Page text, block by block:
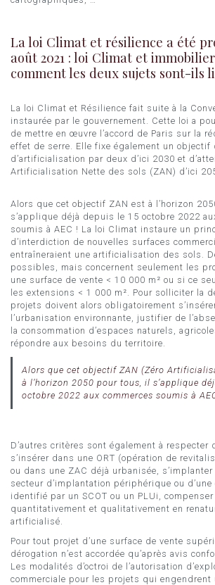
La loi Climat et résilience a été
août 2021 : loi Climat et
comment les deux sujets sont-ils
La loi Climat et Résilience fait suite à la
instaurée par le gouvernement. Cette loi a
de mettre en œuvre l’accord de Paris sur la
effet de serre. Elle fixe également un objectif
d’artificialisation par deux d’ici 2030 et
Artificialisation Nette des sols (ZAN) d’ici
Alors que cet objectif ZAN est à l’horizon
s’applique déjà depuis le 15 octobre 2022
soumis à AEC ! La loi Climat instaure un
d’interdiction de nouvelles surfaces
entraîneraient une artificialisation des sols.
possibles, mais concernent seulement les
une surface de vente < 10 000 m² ou si ce
les extensions < 1 000 m². Pour solliciter la
projets doivent alors obligatoirement
l’urbanisation environnante, justifier de
la consommation d’espaces naturels,
répondre aux besoins du territoire.
Alors que cet objectif ZAN (Zéro
à l’horizon 2050 pour tous, il s’applique
octobre 2022 aux commerces soumis à
D’autres critères sont également à respecter
s’insérer dans une ORT (opération de
ou dans une ZAC déjà urbanisée, s’implanter
secteur d’implantation périphérique ou
identifié par un SCOT ou un PLUi,
quantitativement et qualitativement en
artificialisé.
Pour tout projet d’une surface de vente
dérogation n’est accordée qu’après avis
Les modalités d’octroi de l’autorisation
commerciale pour les projets qui